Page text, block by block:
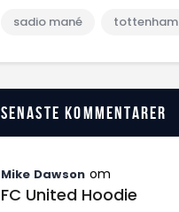
sadio mané tottenham
Senaste kommentarer
Mike Dawson om
FC United Hoodie